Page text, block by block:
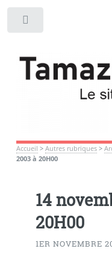
Accueil > Autres rubriques>
2003 à 20H00
14
20H00
1ER NOVEMBRE